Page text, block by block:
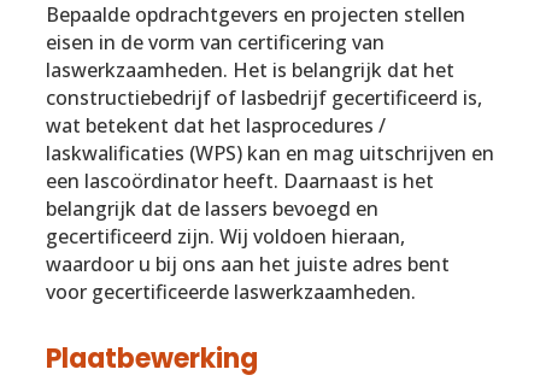
Bepaalde opdrachtgevers en projecten stellen
eisen in de vorm van certificering van
laswerkzaamheden. Het is belangrijk dat het
constructiebedrijf of lasbedrijf gecertificeerd is,
wat betekent dat het lasprocedures /
laskwalificaties (WPS) kan en mag uitschrijven en
een lascoördinator heeft. Daarnaast is het
belangrijk dat de lassers bevoegd en
gecertificeerd zijn. Wij voldoen hieraan,
waardoor u bij ons aan het juiste adres bent
voor gecertificeerde laswerkzaamheden.
Plaatbewerking